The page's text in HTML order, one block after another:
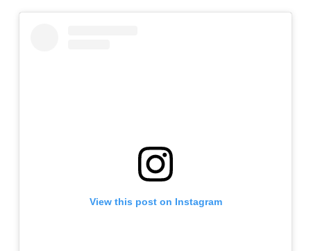
View this post on Instagram